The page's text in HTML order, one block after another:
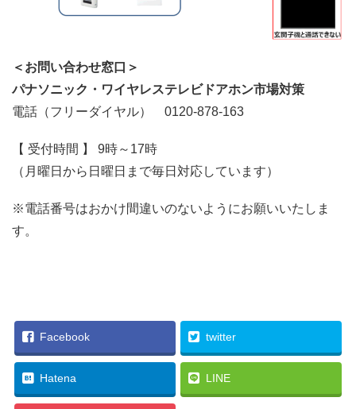
＜お問い合わせ窓口＞
パナソニック・ワイヤレステレビドアホン市場対策
電話（フリーダイヤル） 0120-878-163
【 受付時間 】 9時～17時
（月曜日から日曜日まで毎日対応しています）
※電話番号はおかけ間違いのないようにお願いいたしま
す。
Facebook twitter
Hatena LINE